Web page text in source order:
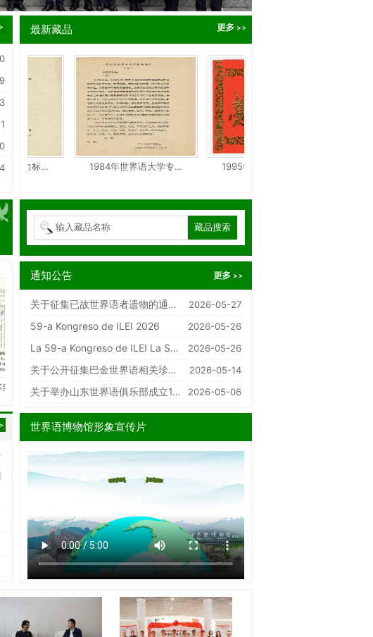
界语教育学术会议暨第59届国际世界语教
会大会嘉宾见面会在我校举行 伦教授
第47届… 1994年的里雅斯特第… 2009年柴门霍夫诞辰1…
最新藏品
学力标… 1984年世界语大学专… 1995年11月1日福州世…
通知公告
2026-05-27
关于征集已故世界语者遗物的通…
2026-05-26
59-a Kongreso de ILEI 2026
2026-05-26
La 59-a Kongreso de ILEI La S…
2026-05-14
关于公开征集巴金世界语相关珍…
2026-05-06
关于举办山东世界语俱乐部成立1…
世界语博物馆形象宣传片